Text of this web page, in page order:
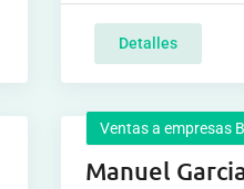
Detalles
Ventas a empresas
Manuel